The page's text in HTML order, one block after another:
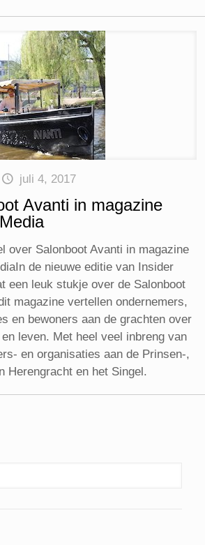
juli 4, 2017
Avanti in magazine
over Salonboot Avanti in magazine
de nieuwe editie van Insider
een leuk stukje over de Salonboot
magazine vertellen ondernemers,
en bewoners aan de grachten over
leven. Met heel veel inbreng van
en organisaties aan de Prinsen-,
Herengracht en het Singel.